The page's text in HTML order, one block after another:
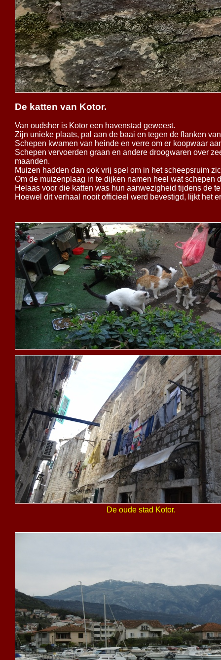
De katten van Kotor.
Van oudsher is Kotor een havenstad geweest.
Zijn unieke plaats, pal aan de baai en tegen de flanken
Schepen kwamen van heinde en verre om er koopwaar
Schepen vervoerden graan en andere droogwaren over
maanden.
Muizen hadden dan ook vrij spel om in het scheepsruim
Om de muizenplaag in te dijken namen heel wat schepen
Helaas voor die katten was hun aanwezigheid tijdens de
Hoewel dit verhaal nooit officieel werd bevestigd, lijkt het
De oude stad Kotor.